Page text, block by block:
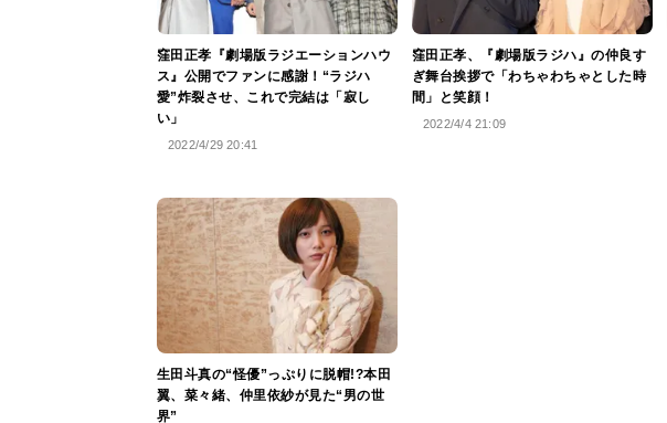
窪田正孝『劇場版ラジエーションハウ
ス』公開でファンに感謝！“ラジハ
愛”炸裂させ、これで完結は「寂し
い」
2022/4/29 20:41
窪田正孝、『劇場版ラジハ』の仲良す
ぎ舞台挨拶で「わちゃわちゃとした時
間」と笑顔！
2022/4/4 21:09
生田斗真の“怪優”っぷりに脱帽!?本田
翼、菜々緒、仲里依紗が見た“男の世
界”